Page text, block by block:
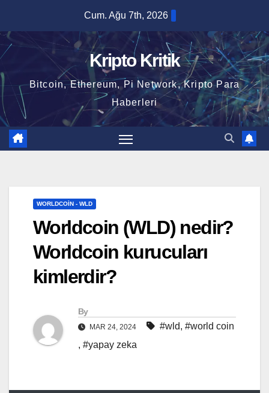
content
Cum. Ağu 7th, 2026
Kripto Kritik
Bitcoin, Ethereum, Pi Network, Kripto Para
Haberleri
WORLDCOIN - WLD
Worldcoin (WLD) nedir?
Worldcoin kurucuları
kimlerdir?
By
MAR 24, 2024 #wld, #world coin
, #yapay zeka